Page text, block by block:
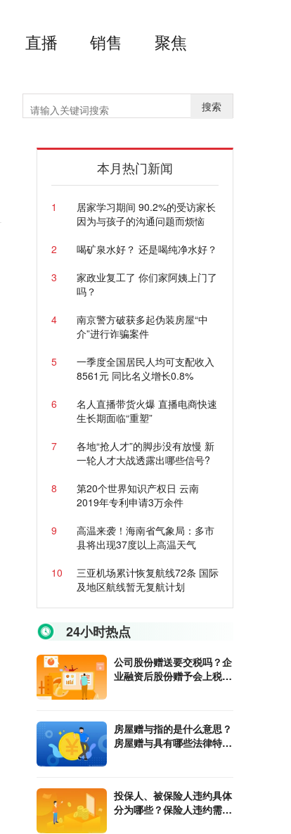
直播 销售 聚焦
搜索
本月热门新闻
1
居家学习期间 90.2%的受访家长
因为与孩子的沟通问题而烦恼
2
喝矿泉水好？ 还是喝纯净水好？
3
家政业复工了 你们家阿姨上门了
吗？
4
南京警方破获多起伪装房屋“中
介”进行诈骗案件
5
一季度全国居民人均可支配收入
8561元 同比名义增长0.8%
6
名人直播带货火爆 直播电商快速
生长期面临“重塑”
7
各地“抢人才”的脚步没有放慢 新
一轮人才大战透露出哪些信号?
8
第20个世界知识产权日 云南
2019年专利申请3万余件
9
高温来袭！海南省气象局：多市
县将出现37度以上高温天气
10
三亚机场累计恢复航线72条 国际
及地区航线暂无复航计划
24小时热点
公司股份赠送要交税吗？企
业融资后股份赠予会上税
房屋赠与指的是什么意思？
房屋赠与具有哪些法律特
投保人、被保险人违约具体
分为哪些？保险人违约需要